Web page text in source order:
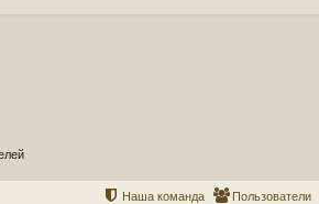
Пользователи
Наша команда